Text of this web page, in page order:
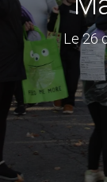
Le 26